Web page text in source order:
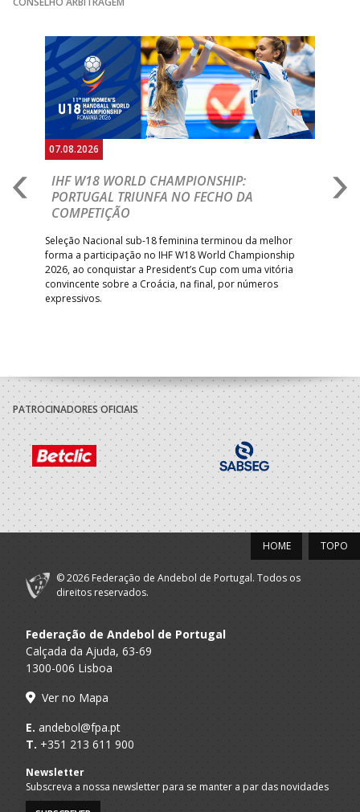
07.08.2026
IHF W18 WORLD CHAMPIONSHIP:
PORTUGAL TRIUNFA NO FECHO DA
COMPETIÇÃO
Seleção Nacional sub-18 feminina terminou da melhor
forma a participação no IHF W18 World Championship
2026, ao conquistar a President’s Cup com uma vitória
convincente sobre a Croácia, na final, por números
expressivos.
Anterior
PATROCINADORES OFICIAIS
TOPO
HOME
© 2026 Federação de Andebol de Portugal. Todos os
direitos reservados.
Federação de Andebol de Portugal
Calçada da Ajuda, 63-69
1300-006 Lisboa
Ver no Mapa
E. andebol@fpa.pt
T. +351 213 611 900
Newsletter
Subscreva a nossa newsletter para se manter a par das novidades